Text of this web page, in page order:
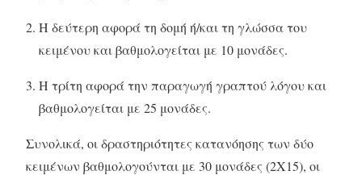
Η δεύτερη αφορά τη δομή ή/και τη γλώσσα του
κειμένου και βαθμολογείται με 10 μονάδες.
Η τρίτη αφορά την παραγωγή γραπτού λόγου και
βαθμολογείται με 25 μονάδες.
Συνολικά, οι δραστηριότητες κατανόησης των δύο
κειμένων βαθμολογούνται με 30 μονάδες (2Χ15), οι